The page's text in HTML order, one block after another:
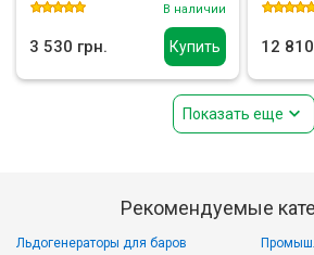
Купить
В наличии
3 530 грн. 12
Показать еще
Рекомендуемые
Льдогенераторы для баров